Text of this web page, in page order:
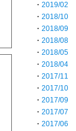
・ 2019/02
・ 2018/10
・ 2018/09
・ 2018/08
・ 2018/05
・ 2018/04
・ 2017/11
・ 2017/10
・ 2017/09
・ 2017/07
・ 2017/06